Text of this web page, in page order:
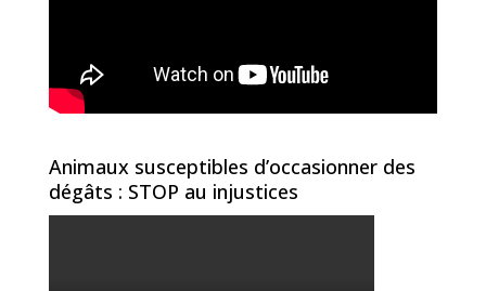
Animaux susceptibles d’occasionner des
dégâts : STOP au injustices